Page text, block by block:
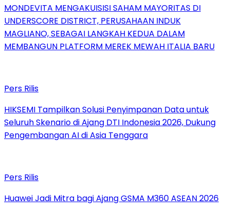
MONDEVITA MENGAKUISISI SAHAM MAYORITAS DI
UNDERSCORE DISTRICT, PERUSAHAAN INDUK
MAGLIANO, SEBAGAI LANGKAH KEDUA DALAM
MEMBANGUN PLATFORM MEREK MEWAH ITALIA BARU
Pers Rilis
HIKSEMI Tampilkan Solusi Penyimpanan Data untuk
Seluruh Skenario di Ajang DTI Indonesia 2026, Dukung
Pengembangan AI di Asia Tenggara
Pers Rilis
Huawei Jadi Mitra bagi Ajang GSMA M360 ASEAN 2026